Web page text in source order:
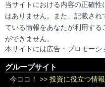
当サイトにおける内容の正確
はありません。また、記載さ
ている情報をあなたが利用す
ができません。
本サイトには広告・プロモーシ
グループサイト
今ココ！ >> 投資に役立つ情